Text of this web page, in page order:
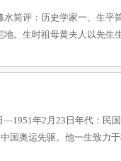
简评：历史学家一、生
。生时祖母黄夫人以先
年2月23日年代：民
国奥运先驱。他一生致力